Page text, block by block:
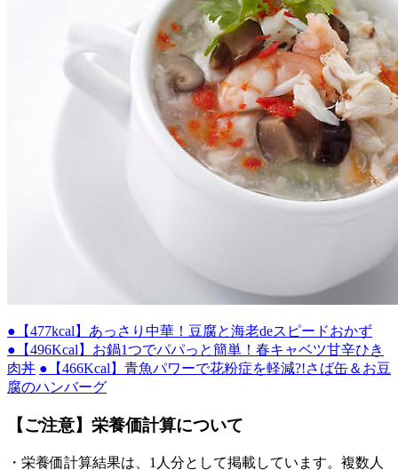
●【477kcal】あっさり中華！豆腐と海老deスピードおかず
●【496Kcal】お鍋1つでパパっと簡単！春キャベツ甘辛ひき
肉丼 ●【466Kcal】青魚パワーで花粉症を軽減?!さば缶＆お豆
腐のハンバーグ
【ご注意】栄養価計算について
・栄養価計算結果は、1人分として掲載しています。複数人